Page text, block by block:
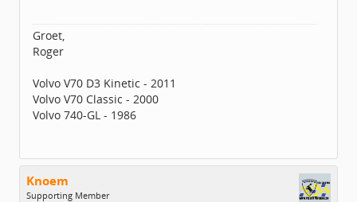
Groet,
Roger
Volvo V70 D3 Kinetic - 2011
Volvo V70 Classic - 2000
Volvo 740-GL - 1986
Knoem
Supporting Member